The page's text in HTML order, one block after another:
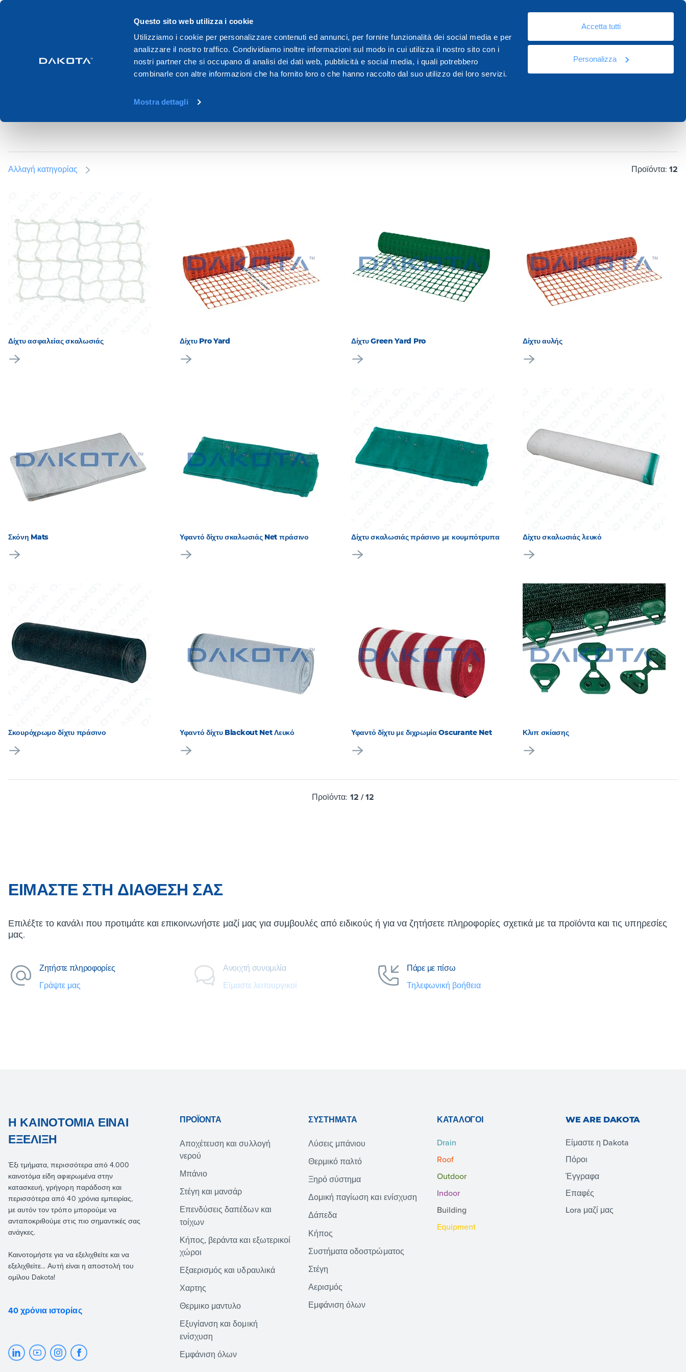
Questo sito web utilizza i cookie
Utilizziamo i cookie per personalizzare contenuti ed annunci, per fornire funzionalità dei social media e per
analizzare il nostro traffico. Condividiamo inoltre informazioni sul modo in cui utilizza il nostro sito con i
nostri partner che si occupano di analisi dei dati web, pubblicità e social media, i quali potrebbero
combinarle con altre informazioni che ha fornito loro o che hanno raccolto dal suo utilizzo dei loro servizi.
Mostra dettagli
Accetta tutti
Personalizza
Proionta Yard
Αλλαγή κατηγορίας Προϊόντα: 12
Δίχτυ ασφαλείας σκαλωσιάς Δίχτυ Pro Yard Δίχτυ Green Yard Pro Δίχτυ αυλής
Σκόνη Mats Υφαντό δίχτυ σκαλωσιάς Net πράσινο Δίχτυ σκαλωσιάς πράσινο με κουμπότρυπα Δίχτυ σκαλωσιάς λευκό
Σκουρόχρωμο δίχτυ πράσινο Υφαντό δίχτυ Blackout Net Λευκό Υφαντό δίχτυ με διχρωμία Oscurante Net Κλιπ σκίασης
Προϊόντα: 12 /12
ΕΊΜΑΣΤΕ ΣΤΗ ΔΙΆΘΕΣΉ ΣΑΣ
Επιλέξτε το κανάλι που προτιμάτε και επικοινωνήστε μαζί μας για συμβουλές από ειδικούς ή για να ζητήσετε πληροφορίες σχετικά με τα προϊόντα και τις υπηρεσίες
μας.
Ζητήστε πληροφορίες
Γράψτε μας
Ανοιχτή συνομιλία
Είμαστε λειτουργικοί
Πάρε με πίσω
Τηλεφωνική βοήθεια
Η ΚΑΙΝΟΤΟΜΊΑ ΕΊΝΑΙ
ΕΞΈΛΙΞΗ
Έξι τμήματα, περισσότερα από 4.000
καινοτόμα είδη αφιερωμένα στην
κατασκευή, γρήγορη παράδοση και
περισσότερα από 40 χρόνια εμπειρίας,
με αυτόν τον τρόπο μπορούμε να
ανταποκριθούμε στις πιο σημαντικές σας
ανάγκες.
Καινοτομήστε για να εξελιχθείτε και να
εξελιχθείτε... Αυτή είναι η αποστολή του
ομίλου Dakota!
40 χρόνια ιστορίας
ΠΡΟΪΌΝΤΑ
Αποχέτευση και συλλογή
νερού
Μπάνιο
Στέγη και μανσάρ
Επενδύσεις δαπέδων και
τοίχων
Κήπος, βεράντα και εξωτερικοί
χώροι
Εξαερισμός και υδραυλικά
Χαρτης
Θερμικο μαντυλο
Εξυγίανση και δομική
ενίσχυση
Εμφάνιση όλων
ΣΥΣΤΉΜΑΤΑ
Λύσεις μπάνιου
Θερμικό παλτό
Ξηρό σύστημα
Δομική παγίωση και ενίσχυση
Δάπεδα
Κήπος
Συστήματα οδοστρώματος
Στέγη
Αερισμός
Εμφάνιση όλων
ΚΑΤΆΛΟΓΟΙ
Drain
Roof
Outdoor
Indoor
Building
Equipment
WE ARE DAKOTA
Είμαστε η Dakota
Πόροι
Έγγραφα
Επαφές
Lora μαζί μας